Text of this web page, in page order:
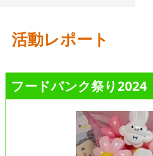
活動レポート
フードバンク祭り2024